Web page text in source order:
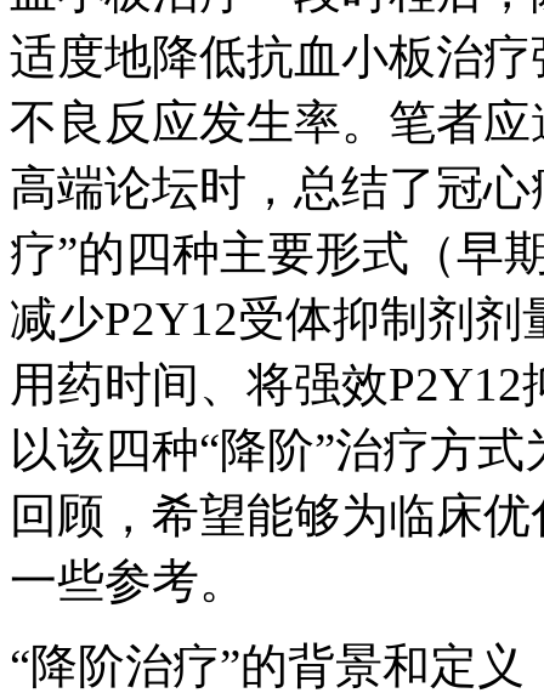
适度地降低抗血小板治
不良反应发生率。笔者
高端论坛时，总结了冠
疗”的四种主要形式（早
减少P2Y12受体抑制剂
用药时间、将强效
以该四种“降阶”治疗方
回顾，希望能够为临床
一些参考。
“降阶治疗”的背景和定